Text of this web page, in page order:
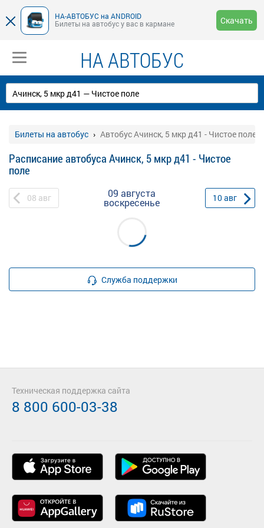
НА-АВТОБУС на ANDROID
Билеты на автобус у вас в кармане
Скачать
НА АВТОБУС
Билеты на автобус Автобус Ачинск, 5 мкр д41 - Чистое поле
Расписание автобуса Ачинск, 5 мкр д41 - Чистое
поле
08 авг 09 августа
воскресенье 10авг
Служба поддержки
Техническая поддержка сайта
8 800 600-03-38